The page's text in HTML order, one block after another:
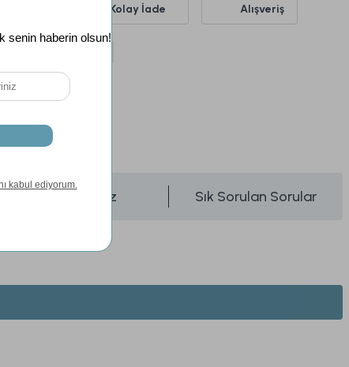
Kolay İade
Alışveriş
Önerileriniz Sık Sorulan Sorular